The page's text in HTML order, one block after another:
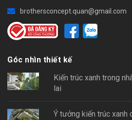
brothersconcept.quan@gmail.com
Góc nhìn thiết kế
Kiến trúc xanh trong
lai
Ý tưởng kiến trúc xanh